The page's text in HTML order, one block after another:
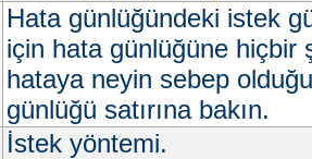
Hata günlüğündeki istek
için hata günlüğüne hiçbir
hataya neyin sebep
günlüğü satırına bakın.
İstek yöntemi.